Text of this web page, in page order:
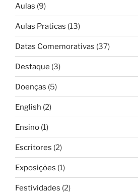
Aulas (9)
Aulas Praticas (13)
Datas Comemorativas (37)
Destaque (3)
Doenças (5)
English (2)
Ensino (1)
Escritores (2)
Exposições (1)
Festividades (2)